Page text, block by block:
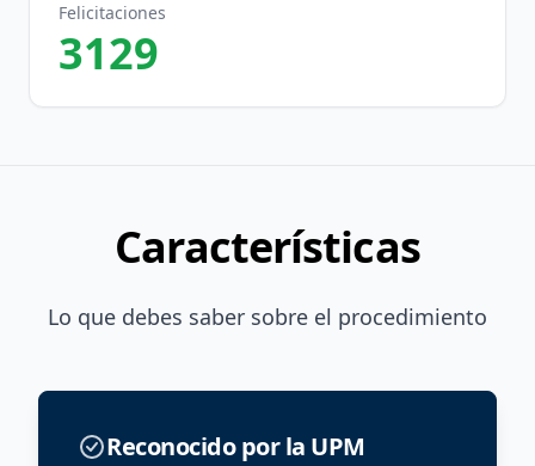
Felicitaciones
3129
Características
Lo que debes saber sobre el procedimiento
Reconocido por la UPM